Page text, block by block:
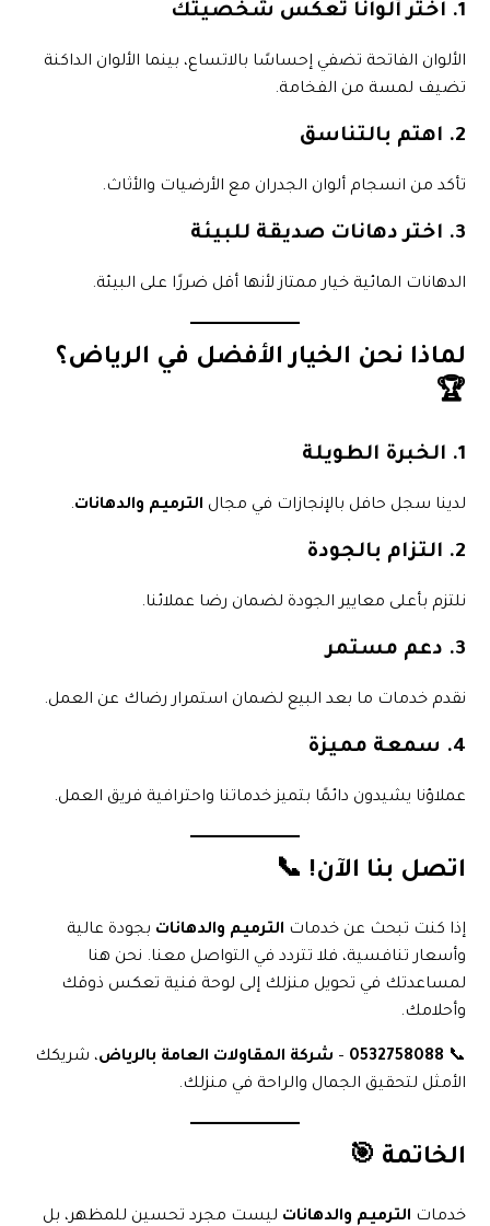
1. اختر ألوانًا تعكس شخصيتك
الألوان الفاتحة تضفي إحساسًا بالاتساع، بينما الألوان الداكنة
تضيف لمسة من الفخامة.
2. اهتم بالتناسق
تأكد من انسجام ألوان الجدران مع الأرضيات والأثاث.
3. اختر دهانات صديقة للبيئة
الدهانات المائية خيار ممتاز لأنها أقل ضررًا على البيئة.
لماذا نحن الخيار الأفضل في الرياض؟
🏆
1. الخبرة الطويلة
لدينا سجل حافل بالإنجازات في مجال الترميم والدهانات.
2. التزام بالجودة
نلتزم بأعلى معايير الجودة لضمان رضا عملائنا.
3. دعم مستمر
نقدم خدمات ما بعد البيع لضمان استمرار رضاك عن العمل.
4. سمعة مميزة
عملاؤنا يشيدون دائمًا بتميز خدماتنا واحترافية فريق العمل.
اتصل بنا الآن! 📞
إذا كنت تبحث عن خدمات الترميم والدهانات بجودة عالية
وأسعار تنافسية، فلا تتردد في التواصل معنا. نحن هنا
لمساعدتك في تحويل منزلك إلى لوحة فنية تعكس ذوقك
وأحلامك.
📞
0532758088
– شركة المقاولات العامة بالرياض، شريكك
الأمثل لتحقيق الجمال والراحة في منزلك.
الخاتمة 🎯
خدمات الترميم والدهانات ليست مجرد تحسين للمظهر، بل